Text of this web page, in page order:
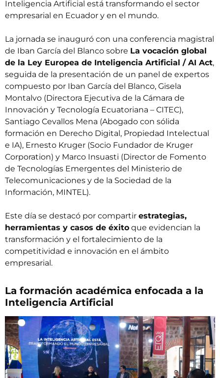
Inteligencia Artificial está transformando el sector
empresarial en Ecuador y en el mundo.
La jornada se inauguró con una conferencia magistral
de Iban García del Blanco sobre  La vocación global
de la Ley Europea de Inteligencia Artificial / AI Act,
seguida de la presentación de un panel de expertos
compuesto por Iban García del Blanco, Gisela
Montalvo (Directora Ejecutiva de la Cámara de
Innovación y Tecnología Ecuatoriana – CITEC),
Santiago Cevallos Mena (Abogado con sólida
formación en Derecho Digital, Propiedad Intelectual
e IA), Ernesto Kruger (Socio Fundador de Kruger
Corporation) y Marco Insuasti (Director de Fomento
de Tecnologías Emergentes del Ministerio de
Telecomunicaciones y de la Sociedad de la
Información, MINTEL).
Este día se destacó por compartir estrategias,
herramientas y casos de éxito que evidencian la
transformación y el fortalecimiento de la
competitividad e innovación en el ámbito
empresarial.
La formación académica enfocada a la
Inteligencia Artificial